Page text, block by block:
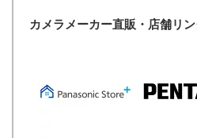
カメラメーカー直販・店舗リン